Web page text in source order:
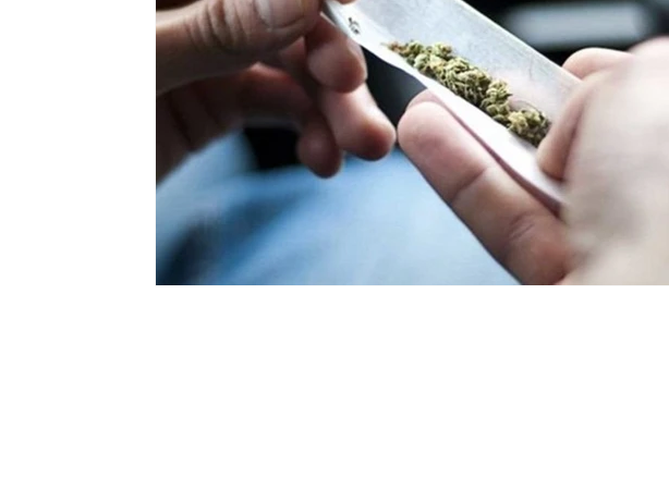
Investigacion propia Publicaciones internacionales Covid-19
Lista de folletos Clases